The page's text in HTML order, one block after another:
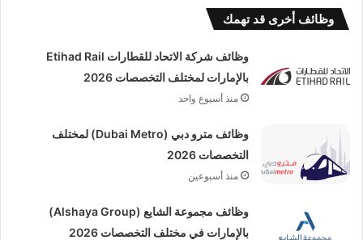
وظائف أخرى قد تهمك
وظائف شركة الاتحاد للقطارات Etihad Rail
بالإمارات لمختلف التخصصات 2026
منذ أسبوع واحد
وظائف مترو دبي (Dubai Metro) لمختلف
التخصصات 2026
منذ أسبوعين
وظائف مجموعة الشايع (Alshaya Group)
بالإمارات في مختلف التخصصات 2026